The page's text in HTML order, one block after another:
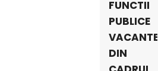
FUNCTII
PUBLICE
VACANTE
DIN